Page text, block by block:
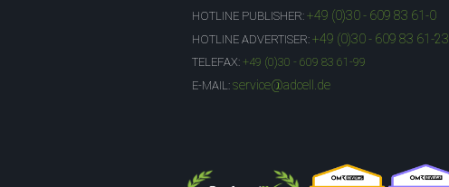
HOTLINE PUBLISHER: +49 (0)30 - 609 83 61-0
HOTLINE ADVERTISER: +49 (0)30 - 609 83 61-23
TELEFAX: +49 (0)30 - 609 83 61-99
E-MAIL: service@adcell.de